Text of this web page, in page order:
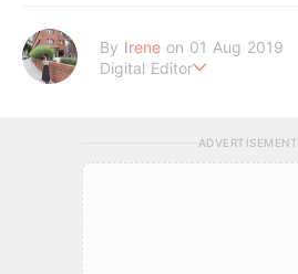
By Irene on 01 Aug 2019
Digital Editor
ADVERTISEMENT